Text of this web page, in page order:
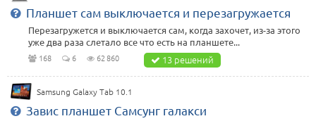
Планшет сам выключается и перезагружается
Перезагружется и выключается сам, когда захочет, из-за этого
уже два раза слетало все что есть на планшете...
168 6 62 860 13 решений
Samsung Galaxy Tab 10.1
Завис планшет Самсунг галакси